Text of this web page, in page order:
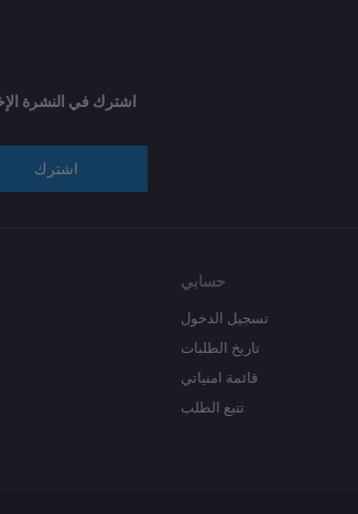
اشترك في النشرة
اشترك
حسابي
تسجيل الدخول
تاريخ الطلبات
قائمة امنياتي
تتبع الطلب